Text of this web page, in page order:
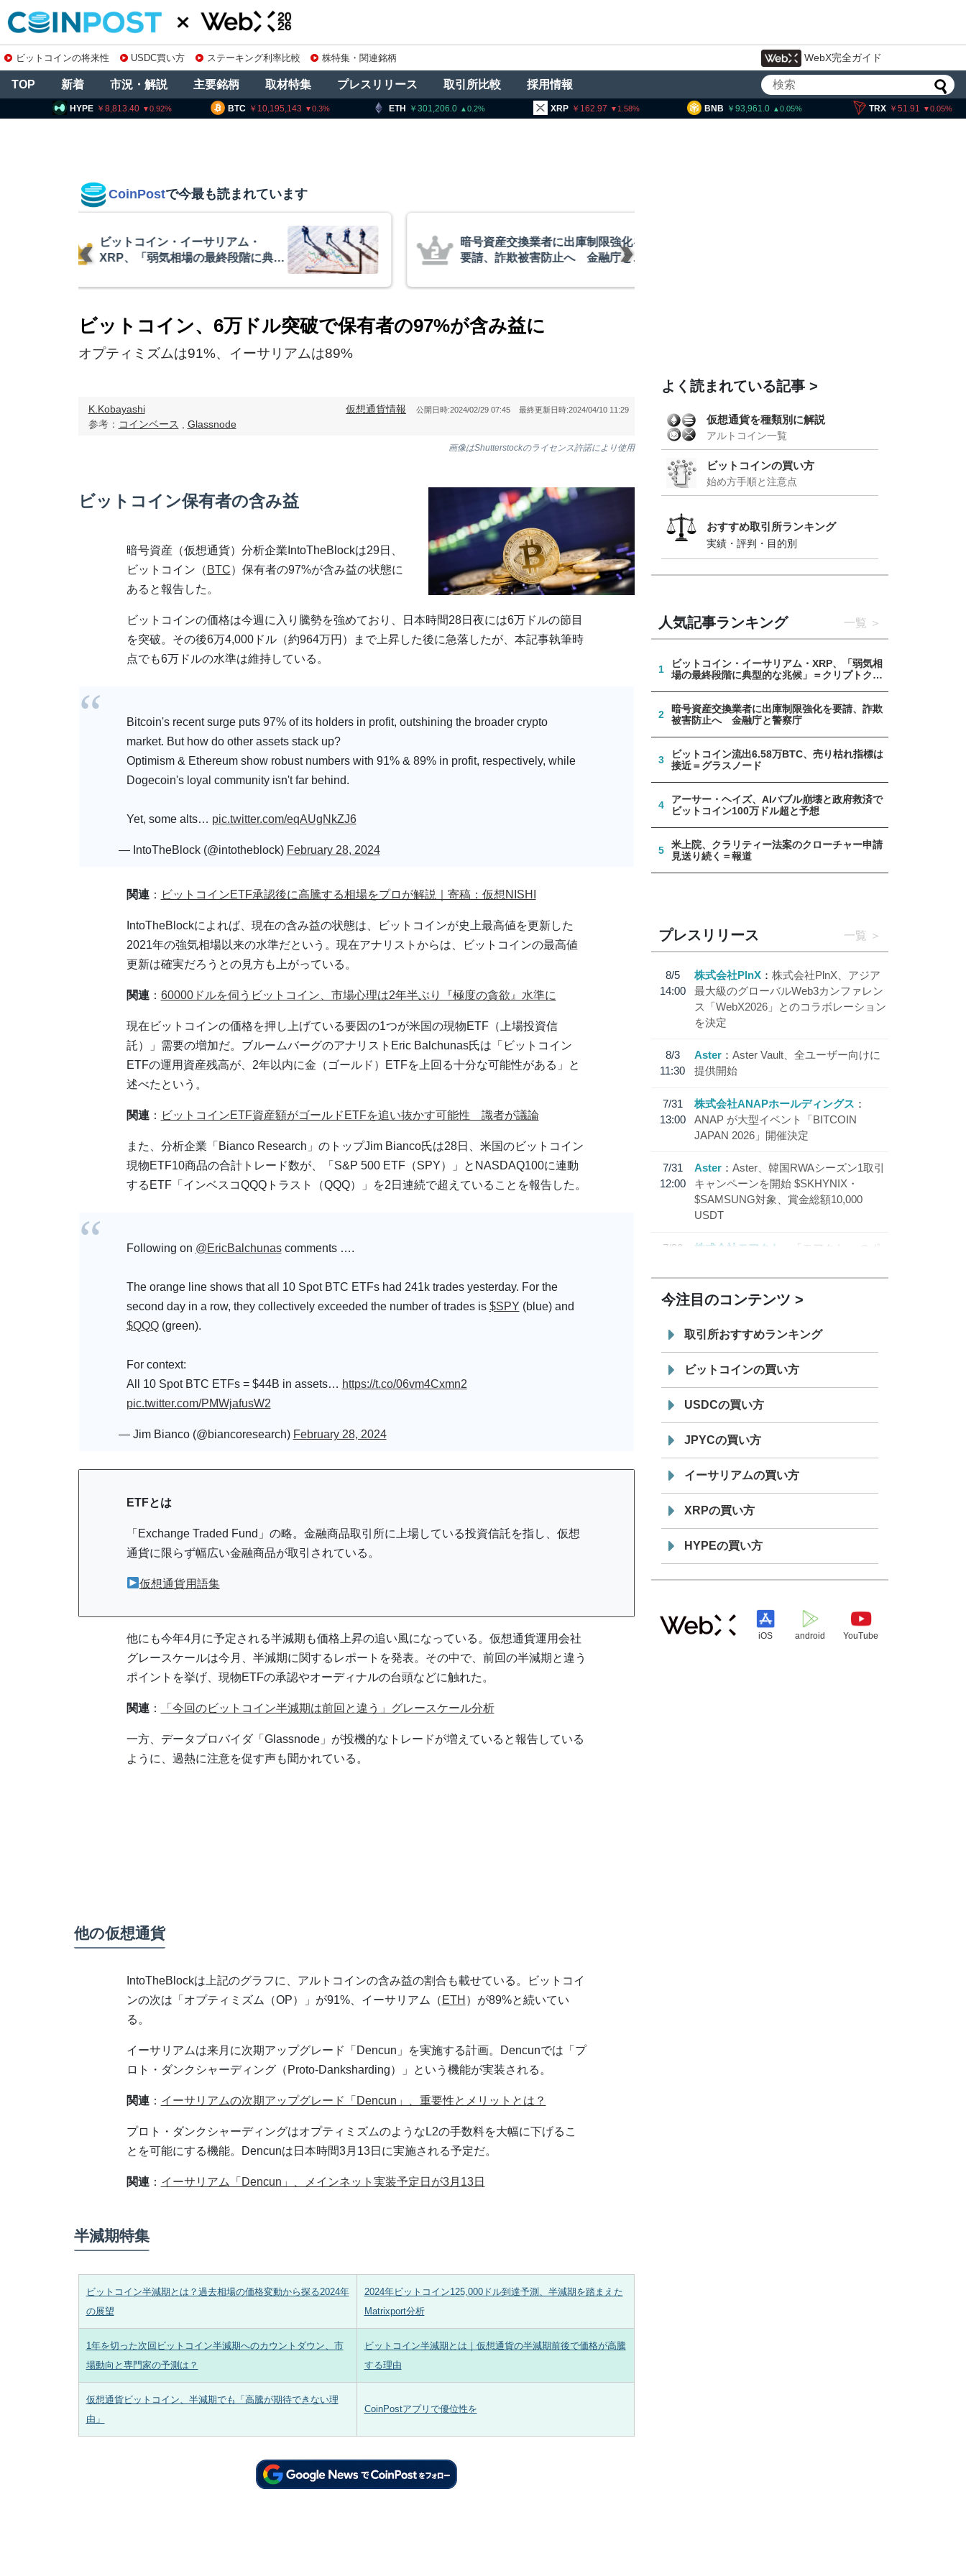
ビットコインの将来性 USDC買い方 ステーキング利率比較 株特集・関連銘柄 WebX完全ガイド
TOP 新着 市況・解説 主要銘柄 取材特集 プレスリリース 取引所比較 採用情報
BTC 10,195,143 0.3 ETH 301,206.0 0.2 XRP 1.58 BNB 0.05 TRX SOL
0.92
CoinPostで今最も読まれています
暗号資産交換業者に出庫制限強化を
要請、詐欺被害防止へ 金融庁と警
ビットコイン流出6.58万BTC、売り
枯れ指標は接近＝グラスノード
ビットコイン、6万ドル突破で保有者の97%が含み益に
オプティミズムは91%、イーサリアムは89%
K.Kobayashi
参考： コインベース Glassnode
仮想通貨情報 公開日時:2024/02/29 07:45 最終更新日時:2024/04/10 11:29
画像はShutterstockのライセンス許諾により使用
ビットコイン保有者の含み益
暗号資産（仮想通貨）分析企業IntoTheBlockは29日、
ビットコイン（ BTC）保有者の97%が含み益の状態に
あると報告した。
ビットコインの価格は今週に入り騰勢を強めており、日本時間28日夜には6万ドルの節目
を突破。その後6万4,000ドル（約964万円）まで上昇した後に急落したが、本記事執筆時
点でも6万ドルの水準は維持している。
Bitcoin's recent surge puts 97% of its holders in profit, outshining the broader crypto
market. But how do other assets stack up?
Optimism & Ethereum show robust numbers with 91% & 89% in profit, respectively, while
Dogecoin's loyal community isn't far behind.
Yet, some alts… pic.twitter.com/eqAUgNkZJ6
— IntoTheBlock (@intotheblock) February 28, 2024
関連： ビットコインETF承認後に高騰する相場をプロが解説｜寄稿：仮想NISHI
IntoTheBlockによれば、現在の含み益の状態は、ビットコインが史上最高値を更新した
2021年の強気相場以来の水準だという。現在アナリストからは、ビットコインの最高値
更新は確実だろうとの見方も上がっている。
関連： 60000ドルを伺うビットコイン、市場心理は2年半ぶり『極度の貪欲』水準に
現在ビットコインの価格を押し上げている要因の1つが米国の現物ETF（上場投資信
託）」需要の増加だ。ブルームバーグのアナリストEric Balchunas氏は「ビットコイン
ETFの運用資産残高が、2年以内に金（ゴールド）ETFを上回る十分な可能性がある」と
述べたという。
関連： ビットコインETF資産額がゴールドETFを追い抜かす可能性 識者が議論
また、分析企業「Bianco Research」のトップJim Bianco氏は28日、米国のビットコイン
現物ETF10商品の合計トレード数が、「S&P 500 ETF（SPY）」とNASDAQ100に連動
するETF「インベスコQQQトラスト（QQQ）」を2日連続で超えていることを報告した。
Following on @EricBalchunascomments ….
The orange line shows that all 10 Spot BTC ETFs had 241k trades yesterday. For the
second day in a row, they collectively exceeded the number of trades is $SPY (blue) and
$QQQ(green).
For context:
All 10 Spot BTC ETFs = $44B in assets… https://t.co/06vm4Cxmn2
pic.twitter.com/PMWjafusW2
— Jim Bianco (@biancoresearch) February 28, 2024
ETFとは
「Exchange Traded Fund」の略。金融商品取引所に上場している投資信託を指し、仮想
通貨に限らず幅広い金融商品が取引されている。
仮想通貨用語集
他にも今年4月に予定される半減期も価格上昇の追い風になっている。仮想通貨運用会社
グレースケールは今月、半減期に関するレポートを発表。その中で、前回の半減期と違う
ポイントを挙げ、現物ETFの承認やオーディナルの台頭などに触れた。
関連： 「今回のビットコイン半減期は前回と違う」グレースケール分析
一方、データプロバイダ「Glassnode」が投機的なトレードが増えていると報告している
ように、過熱に注意を促す声も聞かれている。
他の仮想通貨
IntoTheBlockは上記のグラフに、アルトコインの含み益の割合も載せている。ビットコイ
ンの次は「オプティミズム（OP）」が91%、イーサリアム（ ETH ）が89%と続いてい
る。
イーサリアムは来月に次期アップグレード「Dencun」を実施する計画。Dencunでは「プ
ロト・ダンクシャーディング（Proto-Danksharding）」という機能が実装される。
関連： イーサリアムの次期アップグレード「Dencun」、重要性とメリットとは？
プロト・ダンクシャーディングはオプティミズムのようなL2の手数料を大幅に下げるこ
とを可能にする機能。Dencunは日本時間3月13日に実施される予定だ。
関連： イーサリアム「Dencun」、メインネット実装予定日が3月13日
半減期特集
ビットコイン半減期とは？過去相場の価格変動から探る2024年
の展望
2024年ビットコイン125,000ドル到達予測、半減期を踏まえた
Matrixport分析
1年を切った次回ビットコイン半減期へのカウントダウン、市
場動向と専門家の予測は？
ビットコイン半減期とは｜仮想通貨の半減期前後で価格が高騰
する理由
仮想通貨ビットコイン、半減期でも「高騰が期待できない理
由」
CoinPostアプリで優位性を
よく読まれている記事
仮想通貨を種類別に解説
アルトコイン一覧
ビットコインの買い方
始め方手順と注意点
おすすめ取引所ランキング
実績・評判・目的別
人気記事ランキング 一覧
1
ビットコイン・イーサリアム・XRP、「弱気相
場の最終段階に典型的な兆候」＝クリプトクア
2
暗号資産交換業者に出庫制限強化を要請、詐欺
被害防止へ 金融庁と警察庁
3
ビットコイン流出6.58万BTC、売り枯れ指標は
接近＝グラスノード
4
アーサー・ヘイズ、AIバブル崩壊と政府救済で
ビットコイン100万ドル超と予想
5
米上院、クラリティー法案のクローチャー申請
見送り続く＝報道
プレスリリース 一覧
8/5
14:00
株式会社PlnX
株式会社PlnX、アジア
最大級のグローバルWeb3カンファレン
ス「WebX2026」とのコラボレーション
を決定
8/3
11:30
Aster
Aster Vault、全ユーザー向けに
提供開始
7/31
13:00
株式会社ANAPホールディングス
ANAP が大型イベント「BITCOIN
JAPAN 2026」開催決定
7/31
12:00
Aster
Aster、韓国RWAシーズン1取引
キャンペーンを開始 $SKHYNIX・
$SAMSUNG対象、賞金総額10,000
USDT
7/30
株式会社モアクト
「モアクト」 のポ
「 JPYC」を追加
19:30
てステーブルコイン「JPYSC」徹底解
説セミナーを開催
今注目のコンテンツ
取引所おすすめランキング
ビットコインの買い方
USDCの買い方
JPYCの買い方
イーサリアムの買い方
XRPの買い方
HYPEの買い方
iOS android YouTube